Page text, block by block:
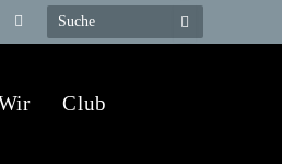
WhatsApp
Club